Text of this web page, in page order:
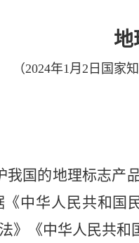
地
（2024年1月2日国家
我国的地理标志产
《中华人民共和国
》《中华人民共